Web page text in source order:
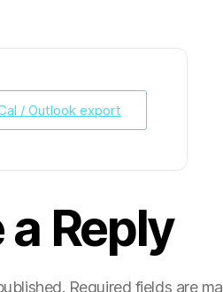
/ Outlook export
a Reply
Required fields are